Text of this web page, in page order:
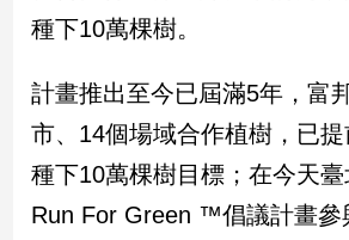
南
灣
觀
點
娛
種下10萬棵樹。
計畫推出至今已屆滿5年，富
市、14個場域合作植樹，已
種下10萬棵樹目標；在今天臺
Run For Green ™倡議計畫參